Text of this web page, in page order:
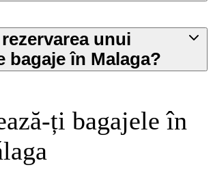
unui
bagaje în Malaga?
ți bagajele în